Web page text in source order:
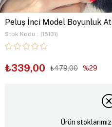
Peluş İnci Model Boyunluk
Stok Kodu (15131)
₺479,00
₺339,00 29
Ürün